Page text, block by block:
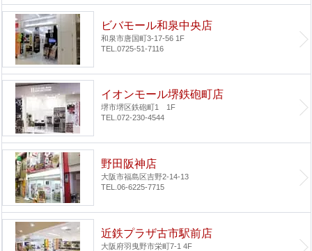
ビバモール和泉中央店
和泉市唐国町3-17-56 1F
TEL.0725-51-7116
イオンモール堺鉄砲町店
堺市堺区鉄砲町1 1F
TEL.072-230-4544
野田阪神店
大阪市福島区吉野2-14-13
TEL.06-6225-7715
近鉄プラザ古市駅前店
大阪府羽曳野市栄町7-1 4F